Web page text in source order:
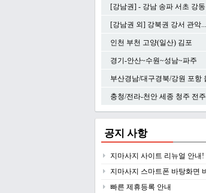
[강남권] - 강남 송파 서초 강동
[강남권 외] 강북권 강서 관악...
인천 부천 고양(일산) 김포
경기-안산~수원~성남~파주
부산경남/대구경북/강원 포항
충청/전라-천안 세종 청주 전
공지 사항
지마사지 사이트 리뉴얼 안내!
지마사지 스마트폰 바탕화면
빠른 제휴등록 안내